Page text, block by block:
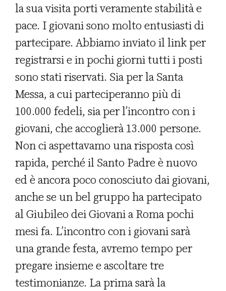
la sua visita porti veramente stabilità e
pace. I giovani sono molto entusiasti di
partecipare. Abbiamo inviato il link per
registrarsi e in pochi giorni tutti i posti
sono stati riservati. Sia per la Santa
Messa, a cui parteciperanno più di
100.000 fedeli, sia per l’incontro con i
giovani, che accoglierà 13.000 persone.
Non ci aspettavamo una risposta così
rapida, perché il Santo Padre è nuovo
ed è ancora poco conosciuto dai giovani,
anche se un bel gruppo ha partecipato
al Giubileo dei Giovani a Roma pochi
mesi fa. L’incontro con i giovani sarà
una grande festa, avremo tempo per
pregare insieme e ascoltare tre
testimonianze. La prima sarà la